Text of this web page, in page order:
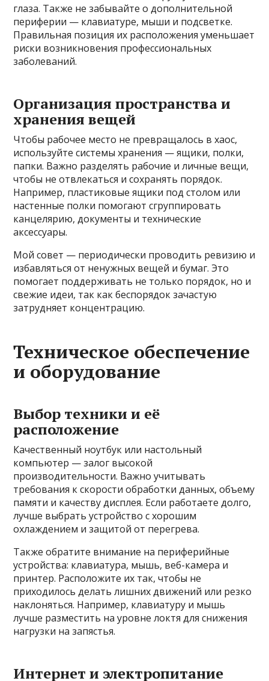
глаза. Также не забывайте о дополнительной
периферии — клавиатуре, мыши и подсветке.
Правильная позиция их расположения уменьшает
риски возникновения профессиональных
заболеваний.
Организация пространства и
хранения вещей
Чтобы рабочее место не превращалось в хаос,
используйте системы хранения — ящики, полки,
папки. Важно разделять рабочие и личные вещи,
чтобы не отвлекаться и сохранять порядок.
Например, пластиковые ящики под столом или
настенные полки помогают сгруппировать
канцелярию, документы и технические
аксессуары.
Мой совет — периодически проводить ревизию и
избавляться от ненужных вещей и бумаг. Это
помогает поддерживать не только порядок, но и
свежие идеи, так как беспорядок зачастую
затрудняет концентрацию.
Техническое обеспечение
и оборудование
Выбор техники и её
расположение
Качественный ноутбук или настольный
компьютер — залог высокой
производительности. Важно учитывать
требования к скорости обработки данных, объему
памяти и качеству дисплея. Если работаете долго,
лучше выбрать устройство с хорошим
охлаждением и защитой от перегрева.
Также обратите внимание на периферийные
устройства: клавиатура, мышь, веб-камера и
принтер. Расположите их так, чтобы не
приходилось делать лишних движений или резко
наклоняться. Например, клавиатуру и мышь
лучше разместить на уровне локтя для снижения
нагрузки на запястья.
Интернет и электропитание